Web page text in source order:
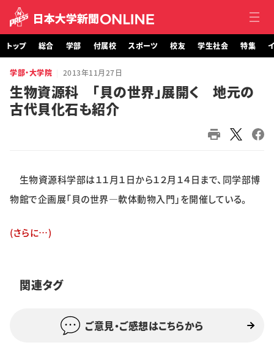
トップ
総合
スポーツ
校友
特集・企画
トップ 総合 学部 付属校 スポーツ 校友 学生社会 特集
学部・大学院 2013年11月27日
生物資源科 「貝の世界」展開く 地元の
古代貝化石も紹介
生物資源科学部は１１月１日から１２月１４日まで、同学部博
物館で企画展「貝の世界―軟体動物入門」を開催している。
(さらに…)
関連タグ
ご意見・ご感想はこちらから